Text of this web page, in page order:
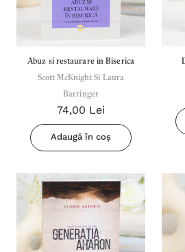
Abuz si restaurare in Biserica
Scott McKnight Si Laura
Barringer
74,00 Lei
Adaugă în coș